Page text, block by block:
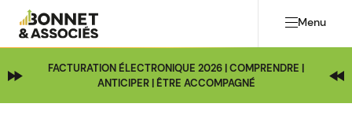
Menu
FACTURATION ÉLECTRONIQUE 2026 | COMPRENDRE |
ANTICIPER | ÊTRE ACCOMPAGNÉ